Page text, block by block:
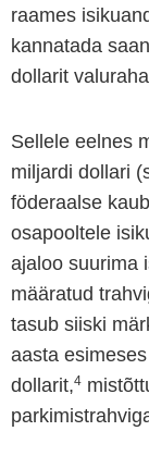
raames
kannatada
dollarit
Sellele eelnes
miljardi dollari
föderaalse
osapooltele
ajaloo suurima
määratud
tasub siiski
aasta
dollarit,4